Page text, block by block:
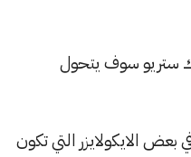
ستريو سوف يتحول
الايكولايزر التي تكون